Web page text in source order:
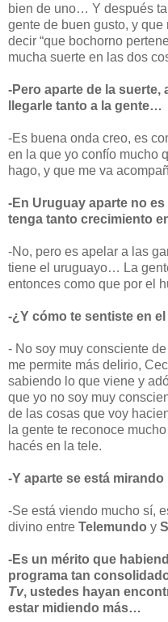
bien de uno… Y después
gente de buen gusto, y
decir “que bochorno
mucha suerte en las dos
-Pero aparte de la suerte,
llegarle tanto a la gente…
-Es buena onda creo, es
en la que yo confío mucho
hago, y que me va
-En Uruguay aparte no
tenga tanto crecimiento
-No, pero es apelar a las
tiene el uruguayo… La
entonces como que por el
-¿Y cómo te sentiste en
- No soy muy consciente
me permite más delirio,
sabiendo lo que viene y
que yo no soy muy
de las cosas que voy
la gente te reconoce
hacés en la tele.
-Y aparte se está
-Se está viendo mucho sí,
divino entre Telemundo y
-Es un mérito que
programa tan
Tv, ustedes hayan
estar midiendo más…